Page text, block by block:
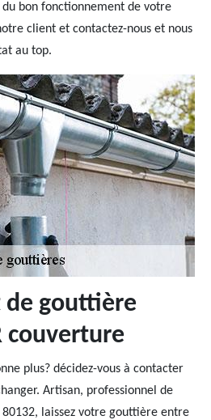
bon fonctionnement de votre
client et contactez-nous et nous
au top.
de gouttière
couverture
plus? décidez-vous à contacter
Artisan, professionnel de
laissez votre gouttière entre